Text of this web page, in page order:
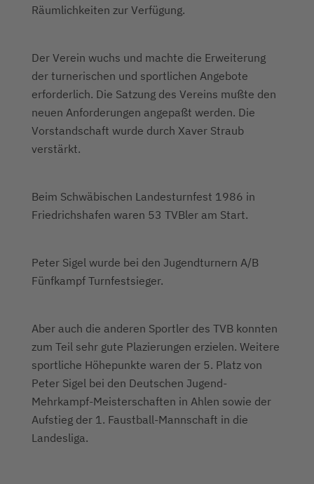
Räumlichkeiten zur Verfügung.
Der Verein wuchs und machte die Erweiterung
der turnerischen und sportlichen Angebote
erforderlich. Die Satzung des Vereins mußte den
neuen Anforderungen angepaßt werden. Die
Vorstandschaft wurde durch Xaver Straub
verstärkt.
Beim Schwäbischen Landesturnfest 1986 in
Friedrichshafen waren 53 TVBler am Start.
Peter Sigel wurde bei den Jugendturnern A/B
Fünfkampf Turnfestsieger.
Aber auch die anderen Sportler des TVB konnten
zum Teil sehr gute Plazierungen erzielen. Weitere
sportliche Höhepunkte waren der 5. Platz von
Peter Sigel bei den Deutschen Jugend-
Mehrkampf-Meisterschaften in Ahlen sowie der
Aufstieg der 1. Faustball-Mannschaft in die
Landesliga.